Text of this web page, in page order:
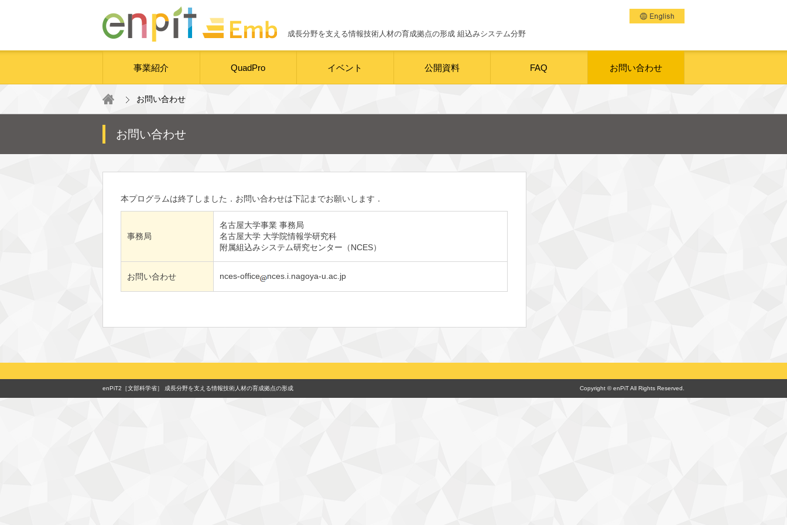
成長分野を支える情報技術人材の育成拠点の形成 組込みシステム分野
事業紹介 QuadPro イベント 公開資料 FAQ お問い合わせ
お問い合わせ
お問い合わせ
本プログラムは終了しました．お問い合わせは下記までお願いします．
事務局
名古屋大学事業 事務局
名古屋大学 大学院情報学研究科
附属組込みシステム研究センター（NCES）
お問い合わせ nces-office nces.i.nagoya-u.ac.jp
enPiT2［文部科学省］ 成長分野を支える情報技術人材の育成拠点の形成 Copyright © enPiT All Rights Reserved.